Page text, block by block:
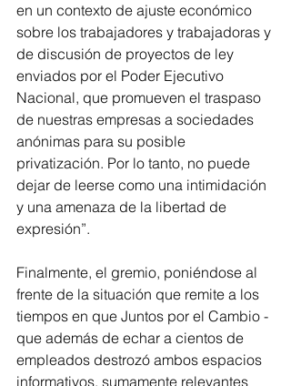
en un contexto de ajuste económico
sobre los trabajadores y trabajadoras y
de discusión de proyectos de ley
enviados por el Poder Ejecutivo
Nacional, que promueven el traspaso
de nuestras empresas a sociedades
anónimas para su posible
privatización. Por lo tanto, no puede
dejar de leerse como una intimidación
y una amenaza de la libertad de
expresión”.
Finalmente, el gremio, poniéndose al
frente de la situación que remite a los
tiempos en que Juntos por el Cambio -
que además de echar a cientos de
empleados destrozó ambos espacios
informativos, sumamente relevantes